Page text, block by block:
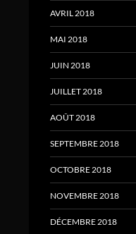
AVRIL 2018
MAI 2018
JUIN 2018
JUILLET 2018
AOÛT 2018
SEPTEMBRE 2018
OCTOBRE 2018
NOVEMBRE 2018
DÉCEMBRE 2018